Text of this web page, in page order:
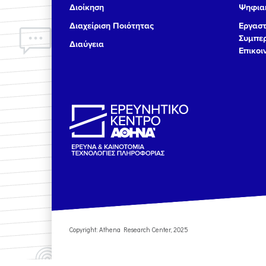
18
20
22
Διοίκηση
Διαχείριση Ποιότητας
Διαύγεια
Copyright: Athena Research Center, 2025